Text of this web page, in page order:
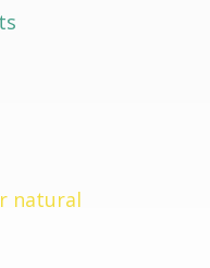
natural